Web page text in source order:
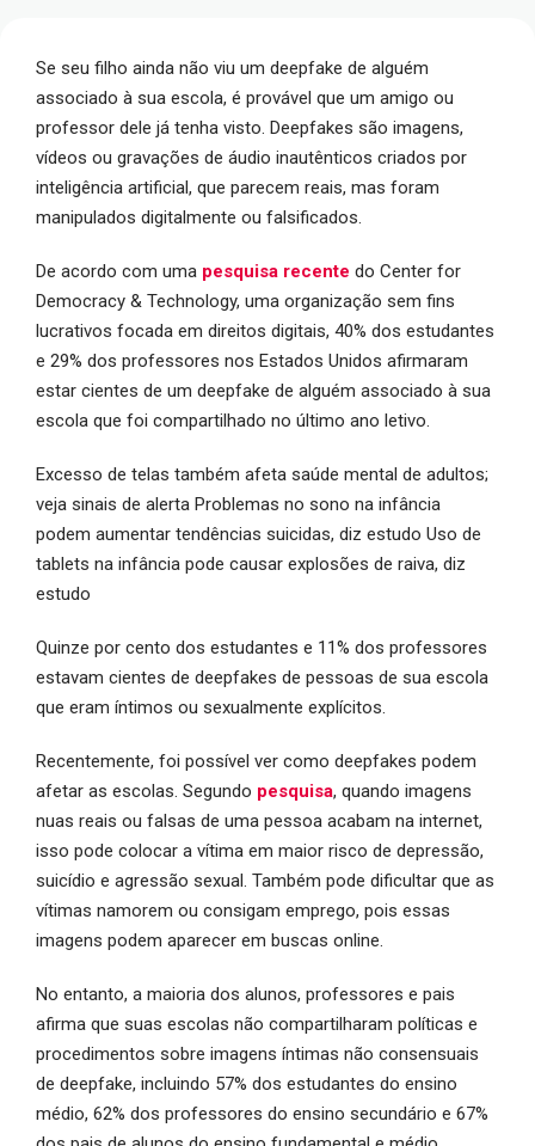
Se seu filho ainda não viu um deepfake de alguém
associado à sua escola, é provável que um amigo ou
professor dele já tenha visto. Deepfakes são imagens,
vídeos ou gravações de áudio inautênticos criados por
inteligência artificial, que parecem reais, mas foram
manipulados digitalmente ou falsificados.
De acordo com uma pesquisa recente do Center for
Democracy & Technology, uma organização sem fins
lucrativos focada em direitos digitais, 40% dos estudantes
e 29% dos professores nos Estados Unidos afirmaram
estar cientes de um deepfake de alguém associado à sua
escola que foi compartilhado no último ano letivo.
Excesso de telas também afeta saúde mental de adultos;
veja sinais de alerta Problemas no sono na infância
podem aumentar tendências suicidas, diz estudo Uso de
tablets na infância pode causar explosões de raiva, diz
estudo
Quinze por cento dos estudantes e 11% dos professores
estavam cientes de deepfakes de pessoas de sua escola
que eram íntimos ou sexualmente explícitos.
Recentemente, foi possível ver como deepfakes podem
afetar as escolas. Segundo pesquisa, quando imagens
nuas reais ou falsas de uma pessoa acabam na internet,
isso pode colocar a vítima em maior risco de depressão,
suicídio e agressão sexual. Também pode dificultar que as
vítimas namorem ou consigam emprego, pois essas
imagens podem aparecer em buscas online.
No entanto, a maioria dos alunos, professores e pais
afirma que suas escolas não compartilharam políticas e
procedimentos sobre imagens íntimas não consensuais
de deepfake, incluindo 57% dos estudantes do ensino
médio, 62% dos professores do ensino secundário e 67%